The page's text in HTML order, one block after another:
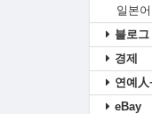
일본어
블로
경제
연예人
eBay